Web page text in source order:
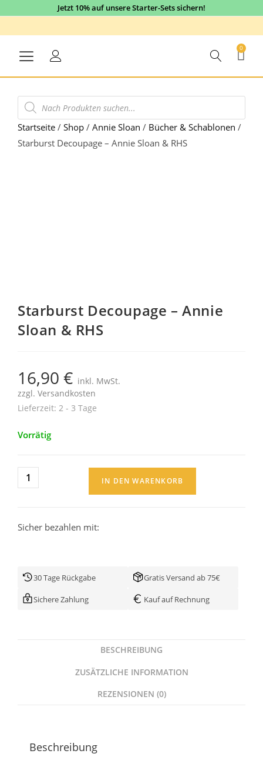
Jetzt 10% auf unsere Starter-Sets sichern!
0
Startseite / Shop / Annie Sloan / Bücher & Schablonen /
Starburst Decoupage – Annie Sloan & RHS
Starburst Decoupage – Annie
Sloan & RHS
16,90 € inkl. MwSt.
zzgl. Versandkosten
Lieferzeit: 2 - 3 Tage
Vorrätig
IN DEN WARENKORB
Sicher bezahlen mit:
30 Tage Rückgabe Gratis Versand ab 75€
Sichere Zahlung Kauf auf Rechnung
BESCHREIBUNG
ZUSÄTZLICHE INFORMATION
REZENSIONEN (0)
Beschreibung